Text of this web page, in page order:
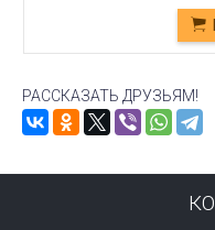
РАССКАЗАТЬ ДРУЗЬЯМ!